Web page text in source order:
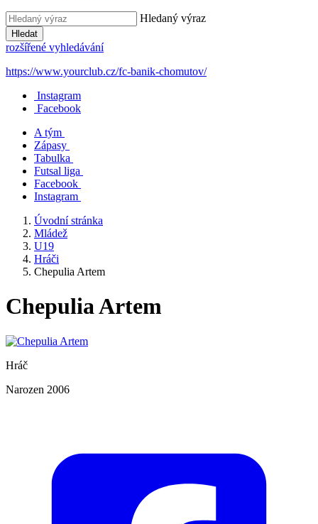
Hledaný výraz
Hledat
rozšířené vyhledávání
https://www.yourclub.cz/fc-banik-chomutov/
Instagram
Facebook
A tým
Zápasy
Tabulka
Futsal liga
Facebook
Instagram
Úvodní stránka
Mládež
U19
Hráči
Chepulia Artem
Chepulia Artem
Hráč
Narozen 2006